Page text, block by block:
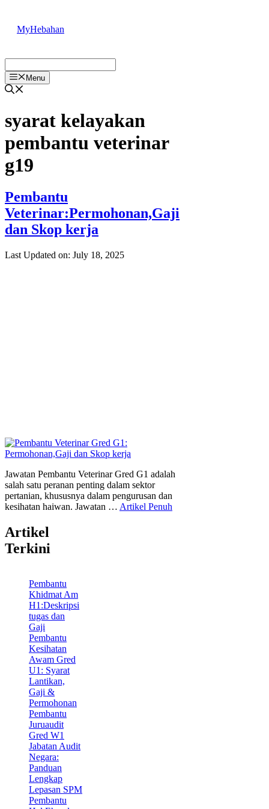
content
MyHebahan
Menu
syarat kelayakan
pembantu veterinar
g19
Pembantu
Veterinar:Permohonan,Gaji
dan Skop kerja
Last Updated on: July 18, 2025
Jawatan Pembantu Veterinar Gred G1 adalah
salah satu peranan penting dalam sektor
pertanian, khususnya dalam pengurusan dan
kesihatan haiwan. Jawatan … Artikel Penuh
Artikel
Terkini
Pembantu
Khidmat Am
H1:Deskripsi
tugas dan
Gaji
Pembantu
Kesihatan
Awam Gred
U1: Syarat
Lantikan,
Gaji &
Permohonan
Pembantu
Juruaudit
Gred W1
Jabatan Audit
Negara:
Panduan
Lengkap
Lepasan SPM
Pembantu